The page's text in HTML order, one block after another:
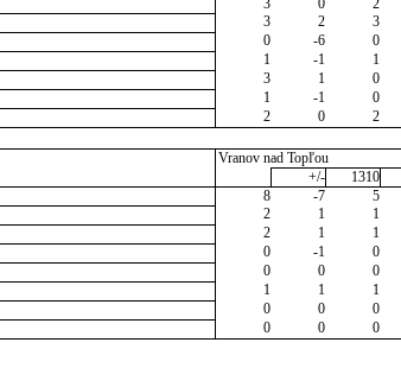
3 0 2
3 2 3
0 -6 0
1 -1 1
3 1 0
1 -1 0
2 0 2
Vranov nad Topľou
+/-
1310
8 -7 5
2 1 1
2 1 1
0 -1 0
0 0 0
1 1 1
0 0 0
0 0 0